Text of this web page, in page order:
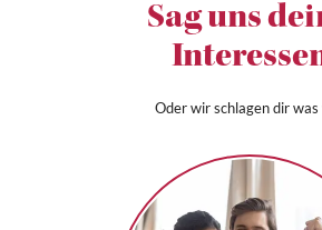
Sag uns
Oder wir schlagen dir was